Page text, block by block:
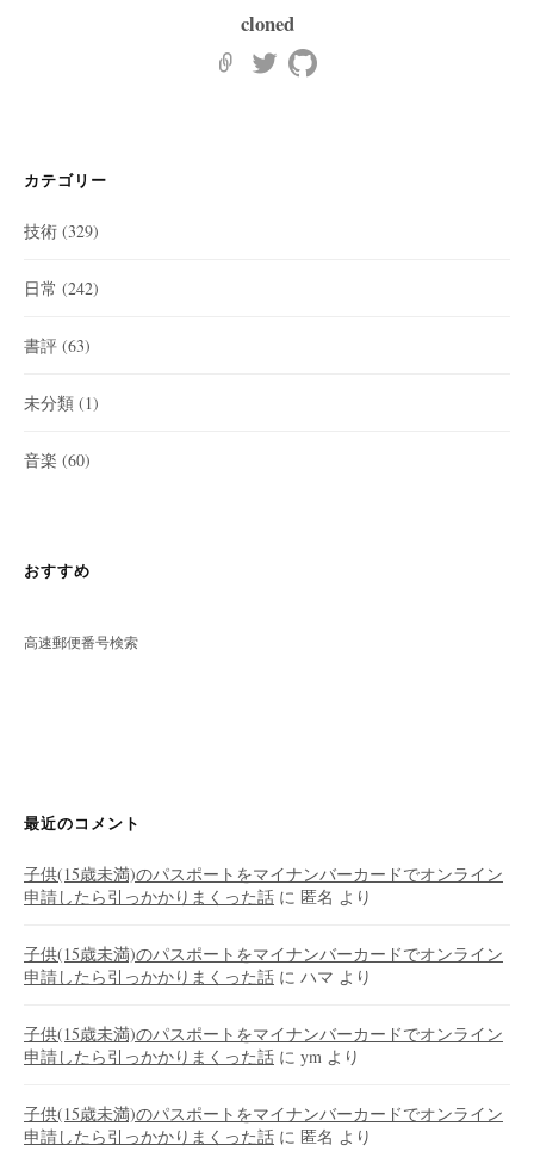
cloned
カテゴリー
技術 (329)
日常 (242)
書評 (63)
未分類 (1)
音楽 (60)
おすすめ
高速郵便番号検索
最近のコメント
子供(15歳未満)のパスポートをマイナンバーカードでオンライン
申請したら引っかかりまくった話 に 匿名 より
子供(15歳未満)のパスポートをマイナンバーカードでオンライン
申請したら引っかかりまくった話 に ハマ より
子供(15歳未満)のパスポートをマイナンバーカードでオンライン
申請したら引っかかりまくった話 に ym より
子供(15歳未満)のパスポートをマイナンバーカードでオンライン
申請したら引っかかりまくった話 に 匿名 より